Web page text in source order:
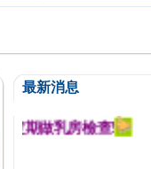
最新消息
做乳房檢查!